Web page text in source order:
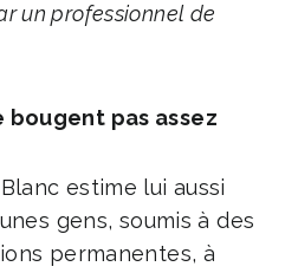
un professionnel de
bougent pas assez
estime lui aussi
gens, soumis à des
permanentes, à